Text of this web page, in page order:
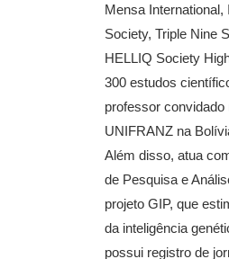
Mensa
Society, Triple Nine
HELLIQ Society
300 estudos
professor
UNIFRANZ na
Além disso, atua
de Pesquisa e
projeto GIP, que
da inteligência
possui registro de